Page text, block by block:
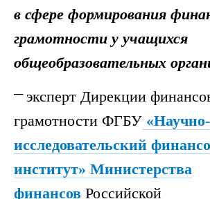
в сфере формирования
грамотности у учащихся
общеобразовательных
эксперт Дирекции
грамотности ФГБУ «Научно-
исследовательский
институт» Министерства
финансов Российской